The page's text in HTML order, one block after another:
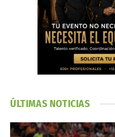
ÚLTIMAS NOTICIAS